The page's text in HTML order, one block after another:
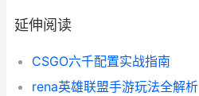
延伸阅读
CSGO六千配置实战指南
rena英雄联盟手游玩法全解析